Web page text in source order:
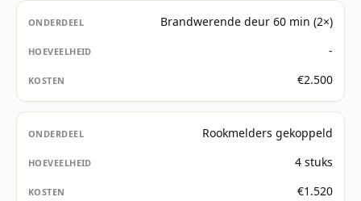
Brandwerende deur 60 min (2×)
-
€2.500
Rookmelders gekoppeld
4 stuks
€1.520